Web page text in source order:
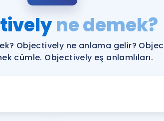
YDS ve YÖKDİL
YDS ve YÖKDİL'e
Tüm ÖSYM
ne demek?
Objectively ne anlama gelir?
cümle. Objectively eş anlamlıları.